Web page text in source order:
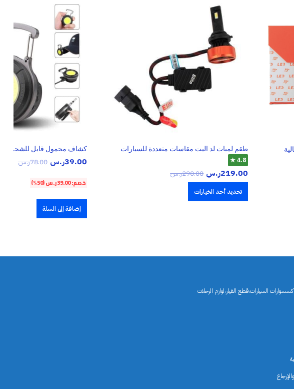
طقم لمبات لد اليت مقاسات متعددة للسيارات
4.8 ★
219.00ر.س 290.00ر.س
تحديد أحد الخيارات
كشاف محمول قابل للشحن
39.00ر.س 78.00ر.س
خصم:39.00ر.س(50%)
إضافة إلى السلة
السيارات،قطع الغيار،لوازم الرحلات